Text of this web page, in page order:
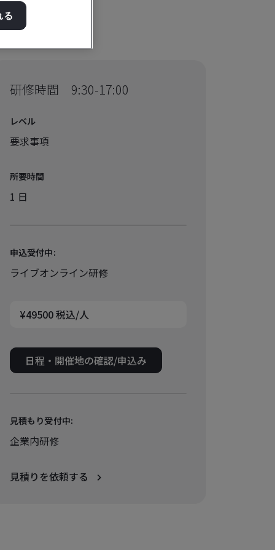
研修時間 9:30-17:00
レベル
要求事項
所要時間
1 日
申込受付中:
ライブオンライン研修
¥49500 税込/人
日程・開催地の確認/申込み
見積もり受付中:
企業内研修
見積りを依頼する
る